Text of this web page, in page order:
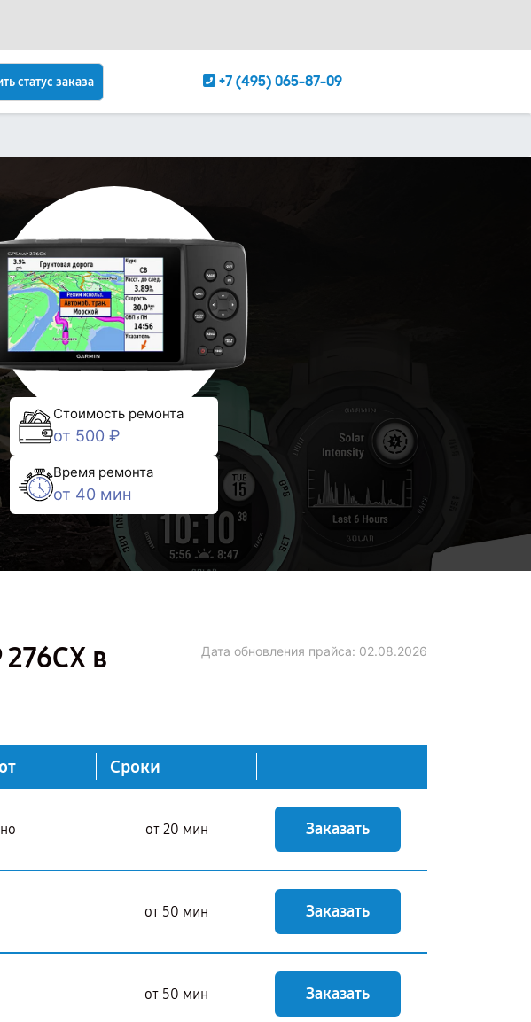
статус заказа +7 (495) 065-87-09
Стоимость ремонта
от 500 ₽
Время ремонта
от 40 мин
в
Дата обновления прайса: 02.08.2026
Сроки
от 20 мин Заказать
от 50 мин Заказать
от 50 мин Заказать